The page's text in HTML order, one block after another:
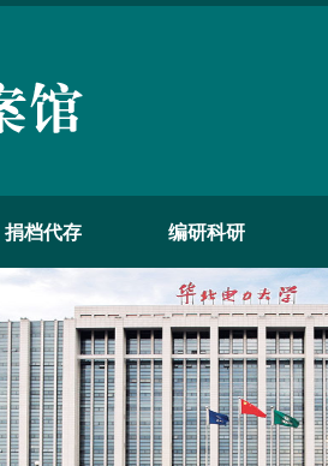
捐档代存 编研科研